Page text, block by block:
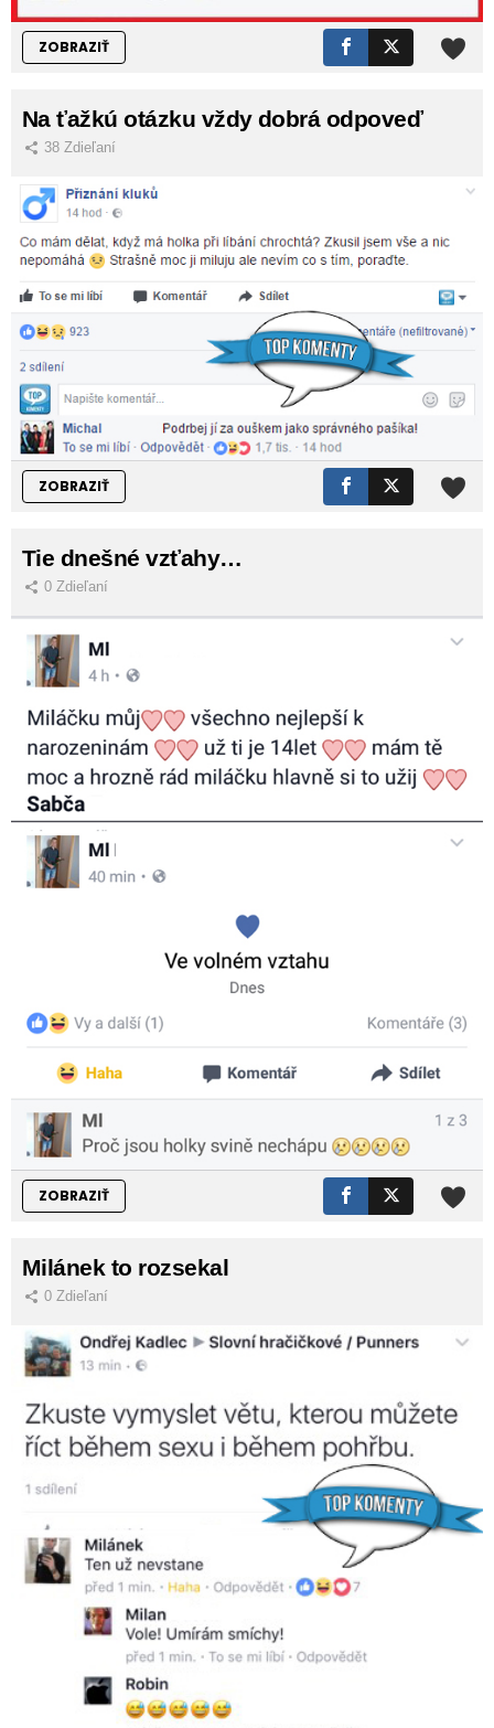
ZOBRAZIŤ
Na ťažkú otázku vždy dobrá odpoveď
38 Zdieľaní
ZOBRAZIŤ
Tie dnešné vzťahy…
0 Zdieľaní
ZOBRAZIŤ
Milánek to rozsekal
0 Zdieľaní